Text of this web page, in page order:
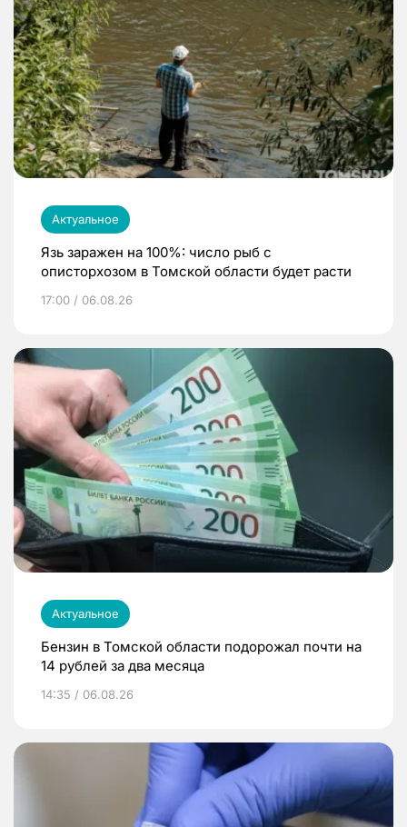
Актуальное
Язь заражен на 100%: число рыб с
описторхозом в Томской области будет расти
17:00 / 06.08.26
Актуальное
Бензин в Томской области подорожал почти на
14 рублей за два месяца
14:35 / 06.08.26